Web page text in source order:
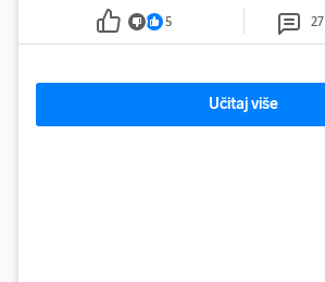
5 27
Učitaj više